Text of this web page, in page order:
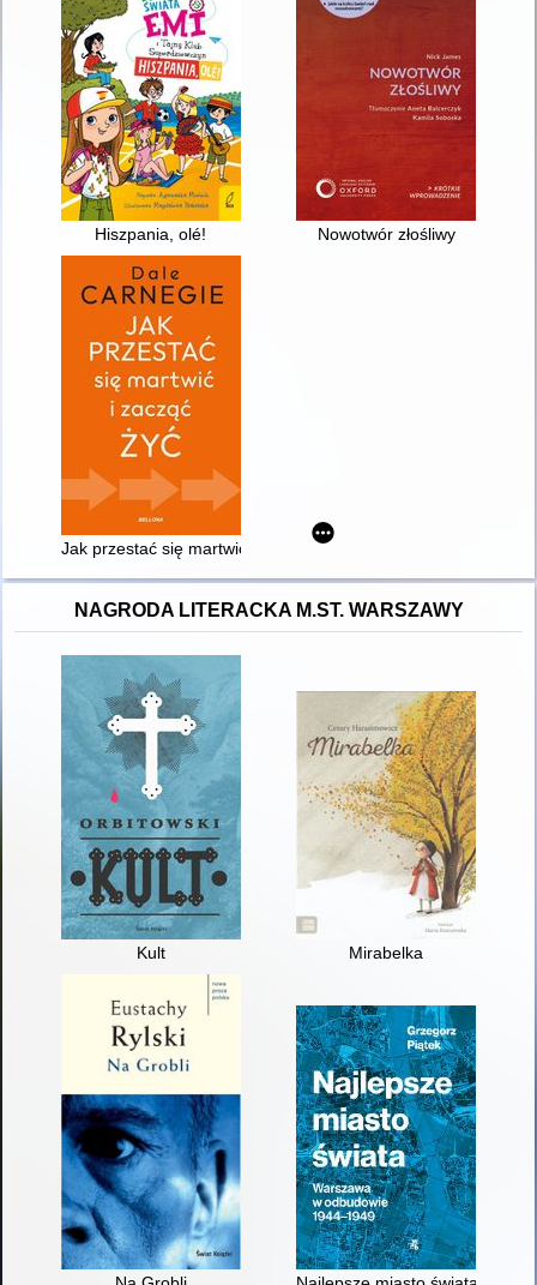
Hiszpania, olé! Nowotwór złośliwy
Jak przestać się martwić i zacząć żyć
NAGRODA LITERACKA M.ST. WARSZAWY
Kult Mirabelka